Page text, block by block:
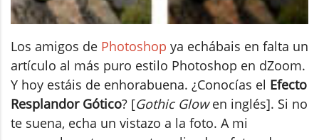
Los amigos de Photoshop ya echábais en falta un
artículo al más puro estilo Photoshop en dZoom.
Y hoy estáis de enhorabuena. ¿Conocías el Efecto
Resplandor Gótico? [Gothic Glowen inglés]. Si no
te suena, echa un vistazo a la foto. A mi